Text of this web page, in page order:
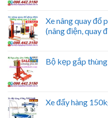
Xe nâng quay đổ
(nâng điện, quay
Bộ kẹp gắp
Xe đẩy hàng